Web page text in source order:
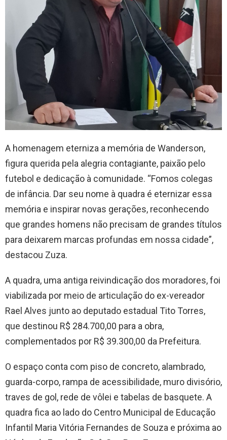
A homenagem eterniza a memória de Wanderson,
figura querida pela alegria contagiante, paixão pelo
futebol e dedicação à comunidade. “Fomos colegas
de infância. Dar seu nome à quadra é eternizar essa
memória e inspirar novas gerações, reconhecendo
que grandes homens não precisam de grandes títulos
para deixarem marcas profundas em nossa cidade”,
destacou Zuza.
A quadra, uma antiga reivindicação dos moradores, foi
viabilizada por meio de articulação do ex-vereador
Rael Alves junto ao deputado estadual Tito Torres,
que destinou R$ 284.700,00 para a obra,
complementados por R$ 39.300,00 da Prefeitura.
O espaço conta com piso de concreto, alambrado,
guarda-corpo, rampa de acessibilidade, muro divisório,
traves de gol, rede de vôlei e tabelas de basquete. A
quadra fica ao lado do Centro Municipal de Educação
Infantil Maria Vitória Fernandes de Souza e próxima ao